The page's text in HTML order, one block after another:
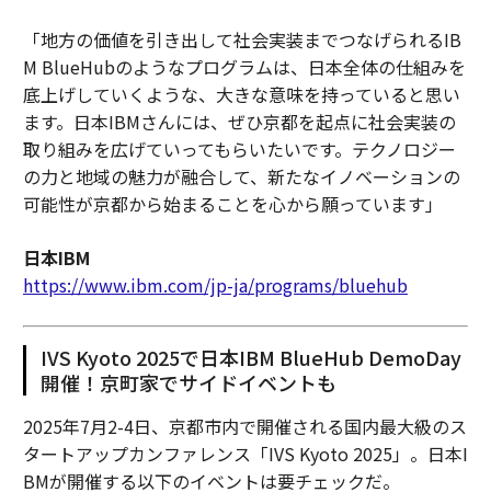
「地方の価値を引き出して社会実装までつなげられるIB
M BlueHubのようなプログラムは、日本全体の仕組みを
底上げしていくような、大きな意味を持っていると思い
ます。日本IBMさんには、ぜひ京都を起点に社会実装の
取り組みを広げていってもらいたいです。テクノロジー
の力と地域の魅力が融合して、新たなイノベーションの
可能性が京都から始まることを心から願っています」
日本IBM
https://www.ibm.com/jp-ja/programs/bluehub
IVS Kyoto 2025で日本IBM BlueHub DemoDay
開催！京町家でサイドイベントも
2025年7月2-4日、京都市内で開催される国内最大級のス
タートアップカンファレンス「IVS Kyoto 2025」。日本I
BMが開催する以下のイベントは要チェックだ。